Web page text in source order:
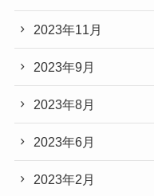
2023年11月
2023年9月
2023年8月
2023年6月
2023年2月